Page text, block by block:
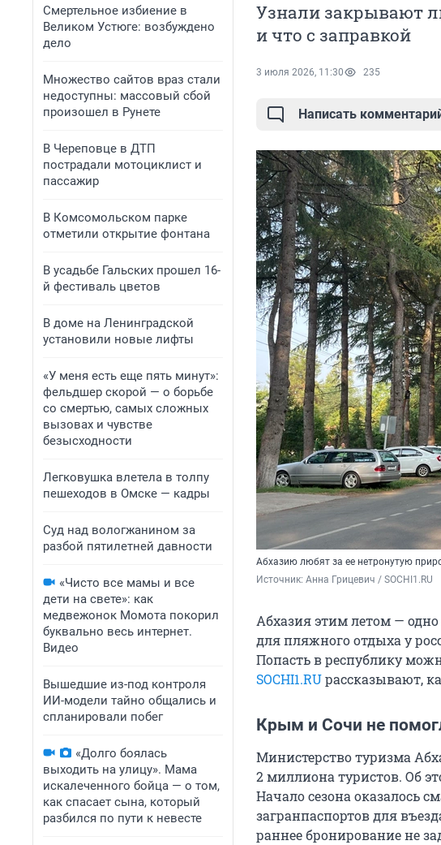
Смертельное избиение в
Великом Устюге: возбуждено
дело
Множество сайтов враз стали
недоступны: массовый сбой
произошел в Рунете
В Череповце в ДТП
пострадали мотоциклист и
пассажир
В Комсомольском парке
отметили открытие фонтана
В усадьбе Гальских прошел 16-
й фестиваль цветов
В доме на Ленинградской
установили новые лифты
«У меня есть еще пять минут»:
фельдшер скорой — о борьбе
со смертью, самых сложных
вызовах и чувстве
безысходности
Легковушка влетела в толпу
пешеходов в Омске — кадры
Суд над вологжанином за
разбой пятилетней давности
«Чисто все мамы и все
дети на свете»: как
медвежонок Момота покорил
буквально весь интернет.
Видео
Вышедшие из-под контроля
ИИ-модели тайно общались и
спланировали побег
«Долго боялась
выходить на улицу». Мама
искалеченного бойца — о том,
как спасает сына, который
разбился по пути к невесте
Узнали закрывают
и что с заправкой
3 июля 2026, 11:30 235
Написать
Абхазию любят за ее нетронутую
Источник: Анна Грицевич / SOCHI1.RU
Абхазия этим летом —
для пляжного отдыха у
Попасть в республику
SOCHI1.RUрассказывают,
Крым и Сочи не
Министерство туризма
2 миллиона туристов. Об
Начало сезона оказалось
загранпаспортов для
раннее бронирование не